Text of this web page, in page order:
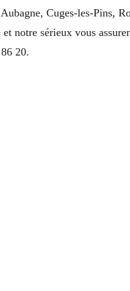
Cuges-les-Pins,
notre sérieux vous
20.